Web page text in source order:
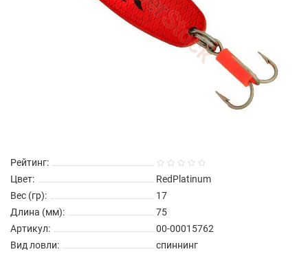
Рейтинг:
Цвет:
RedPlatinum
Вес (гр):
17
Длина (мм):
75
Артикул:
00-00015762
Вид ловли:
спиннинг